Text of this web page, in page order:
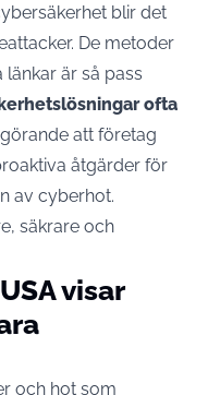
blir det
De metoder
är så pass
ofta
att företag
åtgärder för
av cyberhot.
säkrare och
visar
och hot som